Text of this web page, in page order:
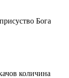
Бога
количина